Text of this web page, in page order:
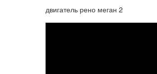
двигатель рено меган 2